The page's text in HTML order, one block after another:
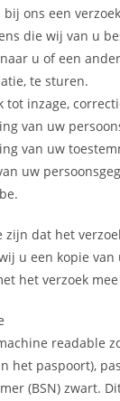
ons een
die wij van u
u of een
te sturen.
tot inzage,
van uw
van uw
uw
zijn dat het
u een kopie van
het verzoek
readable
het paspoort),
(BSN) zwart.